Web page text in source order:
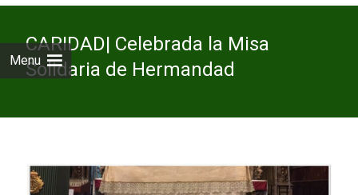
Menu
CARIDAD| Celebrada la Misa
Solidaria de Hermandad